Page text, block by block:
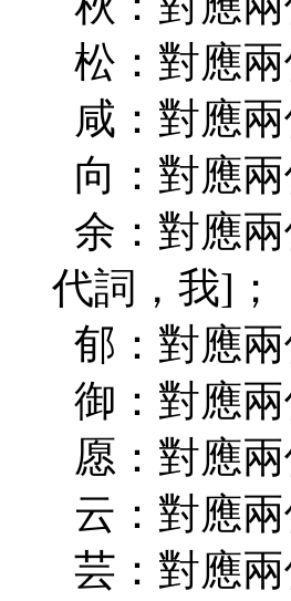
松：對應
咸：對應
向：對應
余：對應
代詞，我]；
郁：對應
御：對應
愿：對應
云：對應
芸：對應